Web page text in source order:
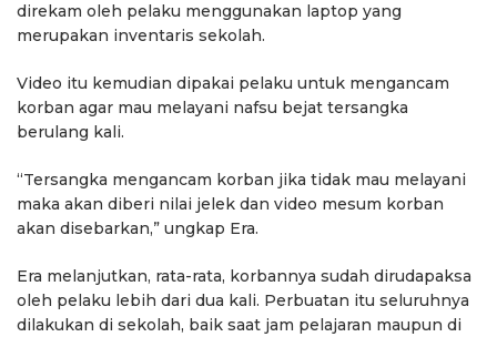
direkam oleh pelaku menggunakan laptop yang
merupakan inventaris sekolah.
Video itu kemudian dipakai pelaku untuk mengancam
korban agar mau melayani nafsu bejat tersangka
berulang kali.
“Tersangka mengancam korban jika tidak mau melayani
maka akan diberi nilai jelek dan video mesum korban
akan disebarkan,” ungkap Era.
Era melanjutkan, rata-rata, korbannya sudah dirudapaksa
oleh pelaku lebih dari dua kali. Perbuatan itu seluruhnya
dilakukan di sekolah, baik saat jam pelajaran maupun di